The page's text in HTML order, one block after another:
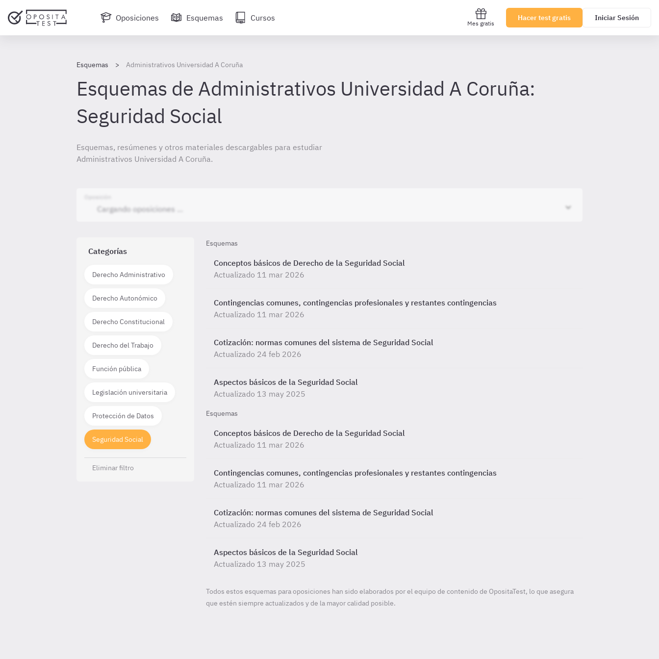
Oposiciones Esquemas Cursos
Mes gratis
Hacer test gratis Iniciar Sesión
Esquemas Administrativos Universidad A Coruña
Esquemas de Administrativos Universidad A Coruña:
Seguridad Social
Esquemas, resúmenes y otros materiales descargables para estudiar
Administrativos Universidad A Coruña.
Categorías
Derecho Administrativo
Derecho Autonómico
Derecho Constitucional
Derecho del Trabajo
Función pública
Legislación universitaria
Protección de Datos
Seguridad Social
Eliminar filtro
Esquemas
Conceptos básicos de Derecho de la Seguridad Social
Actualizado 11 mar 2026
Contingencias comunes, contingencias profesionales y restantes contingencias
Actualizado 11 mar 2026
Cotización: normas comunes del sistema de Seguridad Social
Actualizado 24 feb 2026
Aspectos básicos de la Seguridad Social
Actualizado 13 may 2025
Esquemas
Conceptos básicos de Derecho de la Seguridad Social
Actualizado 11 mar 2026
Contingencias comunes, contingencias profesionales y restantes contingencias
Actualizado 11 mar 2026
Cotización: normas comunes del sistema de Seguridad Social
Actualizado 24 feb 2026
Aspectos básicos de la Seguridad Social
Actualizado 13 may 2025
Todos estos esquemas para oposiciones han sido elaborados por el equipo de contenido de OpositaTest, lo que asegura
que estén siempre actualizados y de la mayor calidad posible.